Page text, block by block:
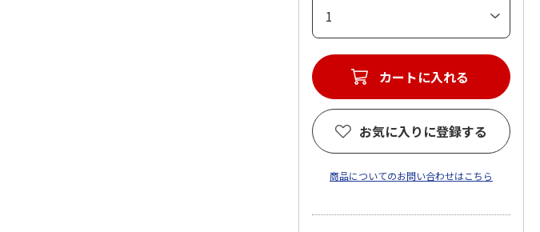
カートに入れる
お気に入りに登録する
商品についてのお問い合わせはこちら